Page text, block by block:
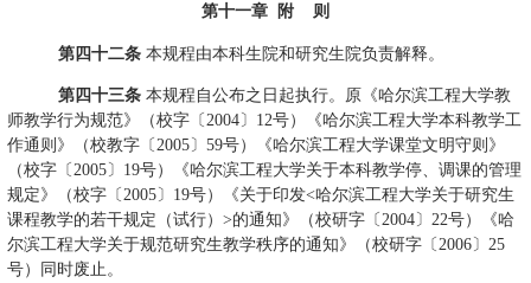
第十一章 附 则
第四十二条 本规程由本科生院和研究生院负责解释。
第四十三条 本规程自公布之日起执行。原《哈尔滨工程大学教
师教学行为规范》（校字〔 2004 〕 12号）《哈尔滨工程大学本科教学工
作通则》（校教字〔 2005 〕 59号）《哈尔滨工程大学课堂文明守则》
（校字〔 2005 〕 19号）《哈尔滨工程大学关于本科教学停、调课的管理
规定》（校字〔 2005 〕 19号）《关于印发<哈尔滨工程大学关于研究生
课程教学的若干规定（试行） >的通知》（校研字〔 2004 〕 22号）《哈
尔滨工程大学关于规范研究生教学秩序的通知》（校研字〔 2006 〕 25
号）同时废止。